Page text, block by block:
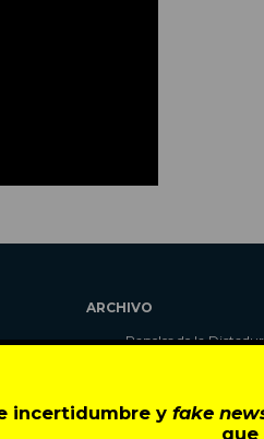
incertidumbre yfake
que
ARCHIVO
Papeles de la
Autores